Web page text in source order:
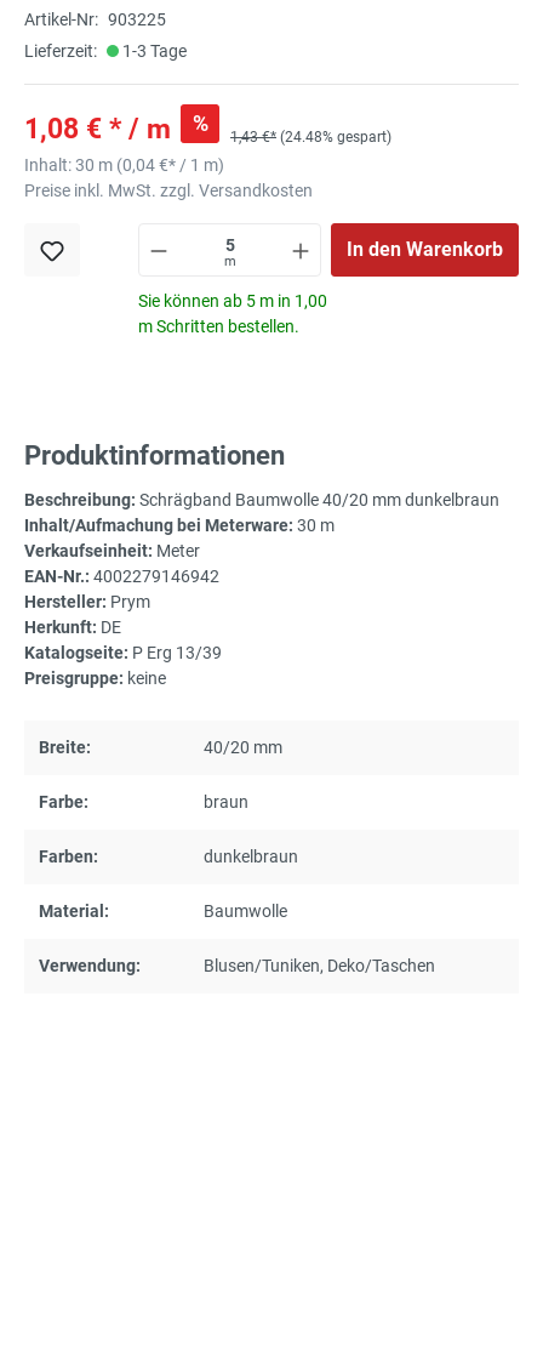
Artikel-Nr: 903225
Lieferzeit:
1-3 Tage
1,08 € * / m %
1,43 €* (24.48% gespart)
Inhalt:30 m (0,04 €* / 1 m)
Preise inkl. MwSt. zzgl. Versandkosten
m
In den Warenkorb
Sie können ab 5 m in 1,00
m Schritten bestellen.
Produktinformationen
Beschreibung: Schrägband Baumwolle 40/20 mm dunkelbraun
Inhalt/Aufmachung bei Meterware: 30 m
Verkaufseinheit: Meter
EAN-Nr.: 4002279146942
Hersteller: Prym
Herkunft: DE
Katalogseite: P Erg 13/39
Preisgruppe: keine
Breite: 40/20 mm
Farbe: braun
Farben: dunkelbraun
Material: Baumwolle
Verwendung: Blusen/Tuniken, Deko/Taschen